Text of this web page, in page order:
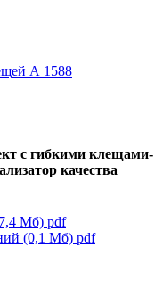
А 1588
с гибкими клещами-
качества
Мб) pdf
(0,1 Мб) pdf